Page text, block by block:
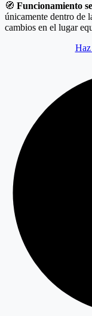
🧭 Funcionamiento
únicamente dentro de
cambios en el lugar